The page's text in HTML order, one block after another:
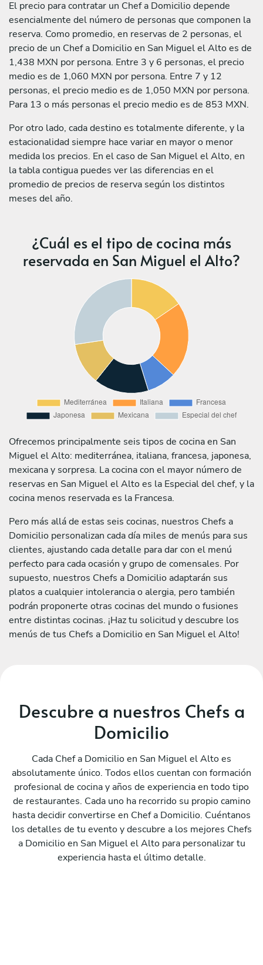
El precio para contratar un Chef a Domicilio depende
esencialmente del número de personas que componen la
reserva. Como promedio, en reservas de 2 personas, el
precio de un Chef a Domicilio en San Miguel el Alto es de
1,438 MXN por persona. Entre 3 y 6 personas, el precio
medio es de 1,060 MXN por persona. Entre 7 y 12
personas, el precio medio es de 1,050 MXN por persona.
Para 13 o más personas el precio medio es de 853 MXN.
Por otro lado, cada destino es totalmente diferente, y la
estacionalidad siempre hace variar en mayor o menor
medida los precios. En el caso de San Miguel el Alto, en
la tabla contigua puedes ver las diferencias en el
promedio de precios de reserva según los distintos
meses del año.
¿Cuál es el tipo de cocina más
reservada en San Miguel el Alto?
Ofrecemos principalmente seis tipos de cocina en San
Miguel el Alto: mediterránea, italiana, francesa, japonesa,
mexicana y sorpresa. La cocina con el mayor número de
reservas en San Miguel el Alto es la Especial del chef, y la
cocina menos reservada es la Francesa.
Pero más allá de estas seis cocinas, nuestros Chefs a
Domicilio personalizan cada día miles de menús para sus
clientes, ajustando cada detalle para dar con el menú
perfecto para cada ocasión y grupo de comensales. Por
supuesto, nuestros Chefs a Domicilio adaptarán sus
platos a cualquier intolerancia o alergia, pero también
podrán proponerte otras cocinas del mundo o fusiones
entre distintas cocinas. ¡Haz tu solicitud y descubre los
menús de tus Chefs a Domicilio en San Miguel el Alto!
Descubre a nuestros Chefs a
Domicilio
Cada Chef a Domicilio en San Miguel el Alto es
absolutamente único. Todos ellos cuentan con formación
profesional de cocina y años de experiencia en todo tipo
de restaurantes. Cada uno ha recorrido su propio camino
hasta decidir convertirse en Chef a Domicilio. Cuéntanos
los detalles de tu evento y descubre a los mejores Chefs
a Domicilio en San Miguel el Alto para personalizar tu
experiencia hasta el último detalle.